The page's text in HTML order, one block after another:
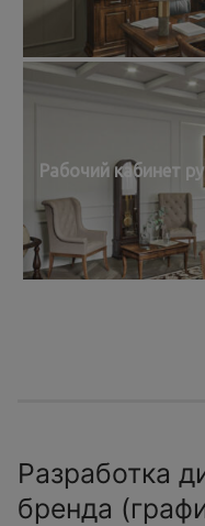
Рабочий кабинет
Разработка
бренда